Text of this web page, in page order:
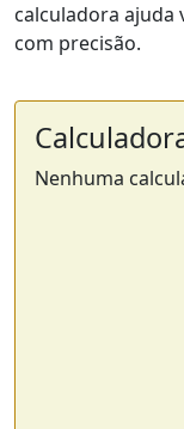
calculadora
com precisão.
Nenhuma